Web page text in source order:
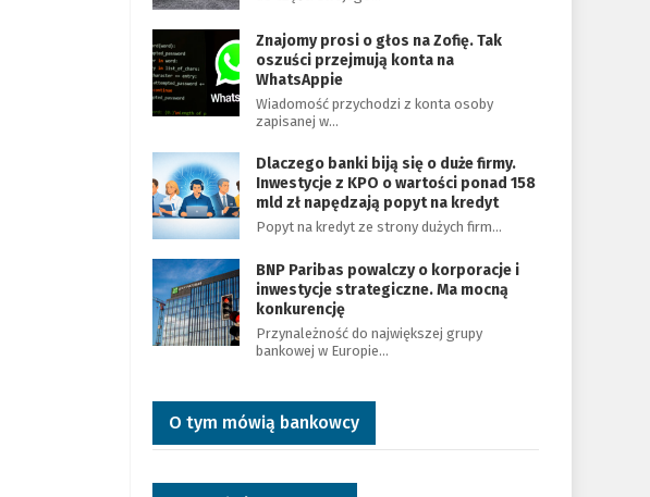
Znajomy prosi o głos na Zofię. Tak
oszuści przejmują konta na
WhatsAppie
Wiadomość przychodzi z konta osoby
zapisanej w…
Dlaczego banki biją się o duże firmy.
Inwestycje z KPO o wartości ponad 158
mld zł napędzają popyt na kredyt
Popyt na kredyt ze strony dużych firm…
BNP Paribas powalczy o korporacje i
inwestycje strategiczne. Ma mocną
konkurencję
Przynależność do największej grupy
bankowej w Europie…
O tym mówią bankowcy